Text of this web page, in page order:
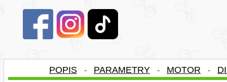
POPIS - PARAMETRY - MOTOR -